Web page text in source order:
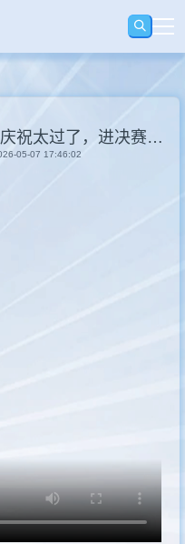
[体育视频]特里：阿森纳昨晚庆祝太过了，进决赛值得兴奋，但庆祝的有点夸张
05-07 17:46:02